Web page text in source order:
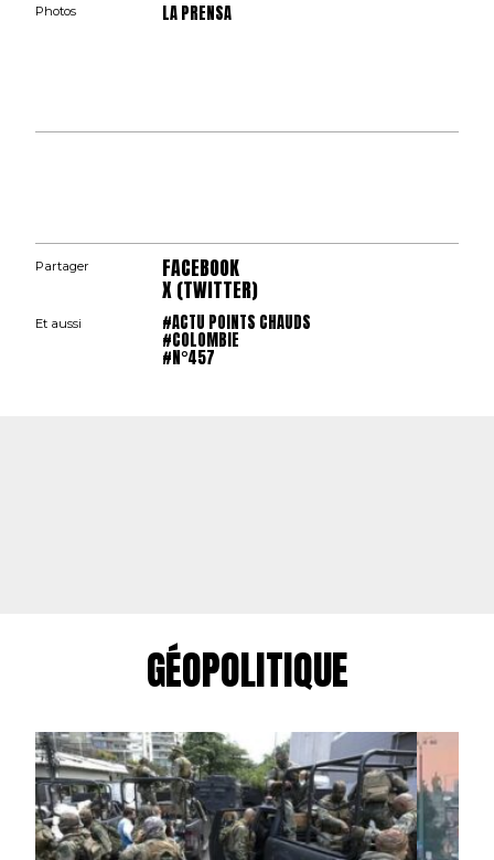
Photos LA PRENSA
Partager FACEBOOK
X (TWITTER)
Et aussi #ACTU POINTS CHAUDS
#COLOMBIE
#N°457
GÉOPOLITIQUE